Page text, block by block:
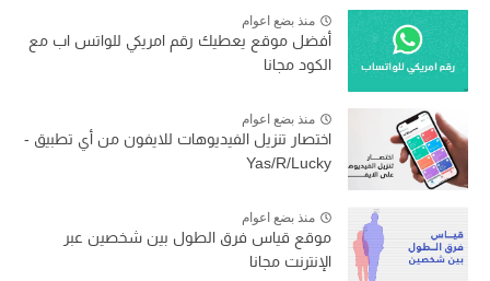
منذ بضع اعوام
أفضل موقع يعطيك رقم امريكي للواتس اب مع
الكود مجانا
منذ بضع اعوام
اختصار تنزيل الفيديوهات للايفون من أي تطبيق -
Yas/R/Lucky
منذ بضع اعوام
موقع قياس فرق الطول بين شخصين عبر
الإنترنت مجانا